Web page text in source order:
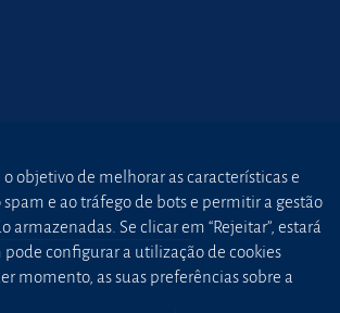
objetivo de melhorar as características e
e ao tráfego de bots e permitir a gestão
Se clicar em “Rejeitar”, estará
configurar a utilização de cookies
momento, as suas preferências sobre a